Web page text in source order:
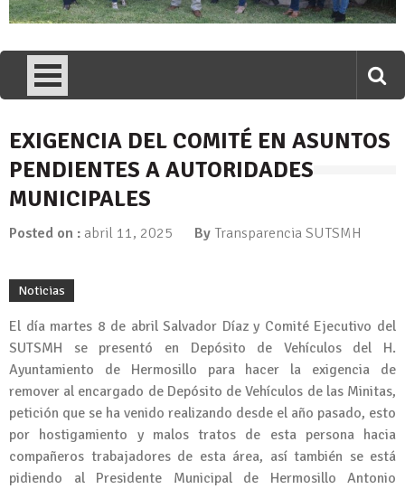
EXIGENCIA DEL COMITÉ EN ASUNTOS
PENDIENTES A AUTORIDADES
MUNICIPALES
Posted on : abril 11, 2025 By Transparencia SUTSMH
Noticias
El día martes 8 de abril Salvador Díaz y Comité Ejecutivo del
SUTSMH se presentó en Depósito de Vehículos del H.
Ayuntamiento de Hermosillo para hacer la exigencia de
remover al encargado de Depósito de Vehículos de las Minitas,
petición que se ha venido realizando desde el año pasado, esto
por hostigamiento y malos tratos de esta persona hacia
compañeros trabajadores de esta área, así también se está
pidiendo al Presidente Municipal de Hermosillo Antonio